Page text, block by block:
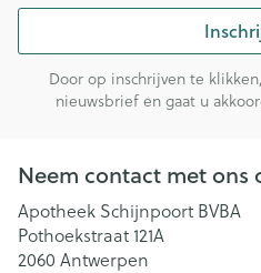
Door op inschrijven te
nieuwsbrief en gaat u
Neem contact met ons
Apotheek Schijnpoort BVBA
Pothoekstraat 121A
2060 Antwerpen